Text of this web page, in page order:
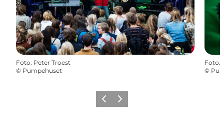
Foto: Peter Troest
© Pumpehuset
Foto:
©
ZurückWeiter